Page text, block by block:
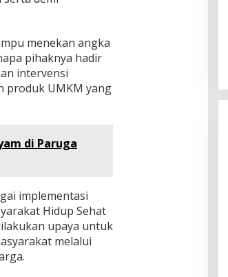
menekan angka
pihaknya hadir
intervensi
produk UMKM yang
di Paruga
implementasi
Hidup Sehat
upaya untuk
melalui